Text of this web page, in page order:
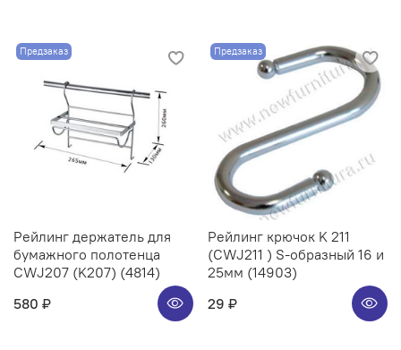
Предзаказ
Рейлинг держатель для
бумажного полотенца
CWJ207 (K207) (4814)
580 ₽
Предзаказ
Рейлинг крючок K 211
(CWJ211 ) S-образный 16 и
25мм (14903)
29 ₽